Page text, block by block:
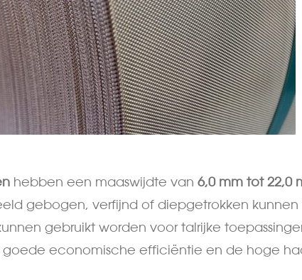
hebben een maaswijdte van 6,0 mm tot 22,0
gebogen, verfijnd of diepgetrokken kunnen
gebruikt worden voor talrijke
goede economische efficiëntie en de hoge